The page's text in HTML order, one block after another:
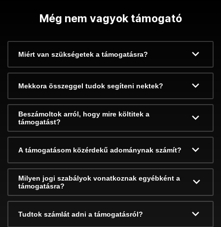
Még nem vagyok támogató
Miért van szükségetek a támogatásra?
Mekkora összeggel tudok segíteni nektek?
Beszámoltok arról, hogy mire költitek a
támogatást?
A támogatásom közérdekű adománynak számít?
Milyen jogi szabályok vonatkoznak egyébként a
támogatásra?
Tudtok számlát adni a támogatásról?